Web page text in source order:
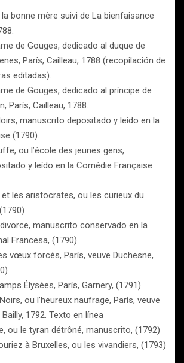
bonne mère suivi de La bienfaisance
de Gouges, dedicado al duque de
París, Cailleau, 1788 (recopilación de
editadas).
de Gouges, dedicado al príncipe de
París, Cailleau, 1788.
manuscrito depositado y leído en la
(1790).
ou l’école des jeunes gens,
y leído en la Comédie Française
les aristocrates, ou les curieux du
manuscrito conservado en la
Francesa, (1790)
vœux forcés, París, veuve Duchesne,
Élysées, París, Garnery, (1791)
ou l’heureux naufrage, París, veuve
1792. Texto en línea
ou le tyran détrôné, manuscrito, (1792)
à Bruxelles, ou les vivandiers, (1793)